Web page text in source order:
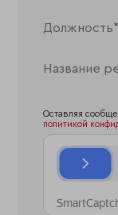
Оставляя
политикой